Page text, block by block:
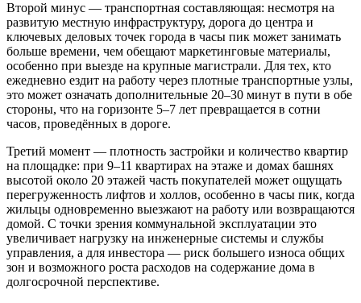
Второй минус — транспортная составляющая: несмотря на
развитую местную инфраструктуру, дорога до центра и
ключевых деловых точек города в часы пик может занимать
больше времени, чем обещают маркетинговые материалы,
особенно при выезде на крупные магистрали. Для тех, кто
ежедневно ездит на работу через плотные транспортные узлы,
это может означать дополнительные 20–30 минут в пути в обе
стороны, что на горизонте 5–7 лет превращается в сотни
часов, проведённых в дороге.
Третий момент — плотность застройки и количество квартир
на площадке: при 9–11 квартирах на этаже и домах башнях
высотой около 20 этажей часть покупателей может ощущать
перегруженность лифтов и холлов, особенно в часы пик, когда
жильцы одновременно выезжают на работу или возвращаются
домой. С точки зрения коммунальной эксплуатации это
увеличивает нагрузку на инженерные системы и службы
управления, а для инвестора — риск большего износа общих
зон и возможного роста расходов на содержание дома в
долгосрочной перспективе.